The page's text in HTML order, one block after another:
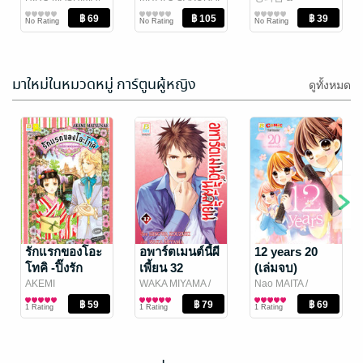
เวทอภินิหาร
ภารกิจ 100 ปี
ATSUO UEDA /
Vibulkij Publishing
การ์ตูนทั่วไป
No Rating
/ Vibulkij
Publishing
การ์ตูนทั่วไป
No Rating
inahoyonemura/
สำนักพิมพ์ Siam
การ์ตูนทั่วไป
No Rating
มาใหม่ในหมวดหมู่ การ์ตูนผู้หญิง ดูทั้งหมด
รักแรกของโอะ
โทคิ -ปิ๊งรัก
สุภาพบุรุษ
อังกฤษ- (เล่ม
เดียวจบ)
AKEMI
MATSUNAE /
Bongkoch
การ์ตูนผู้หญิง
1 Rating
อพาร์ตเมนต์นี้ผี
เพี้ยน 32
WAKA MIYAMA /
HINOWA
KOUZUKI/
การ์ตูนผู้หญิง
1 Rating
12 years 20
(เล่มจบ)
Nao MAITA/
Bongkoch
Publishing
การ์ตูนผู้หญิง
1 Rating